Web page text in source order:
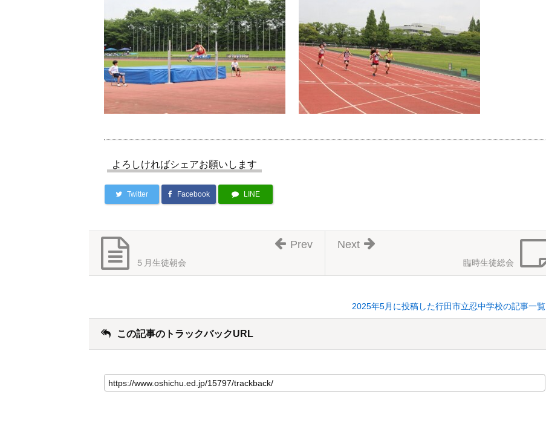
よろしければシェアお願いします
Twitter Facebook LINE
臨時生徒総会
Next
５月生徒朝会
Prev
2025年5月に投稿した行田市立忍中学校の記事一覧
この記事のトラックバックURL